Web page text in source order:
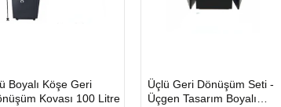
HIZLI
GÖNDERİ
Boyalı Köşe Geri
Kovası 100 Litre
HIZLI
GÖNDERİ
Üçlü Geri Dönüşüm Seti -
Üçgen Tasarım Boyalı